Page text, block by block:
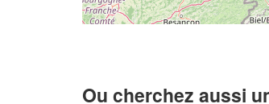
Ou cherchez aussi